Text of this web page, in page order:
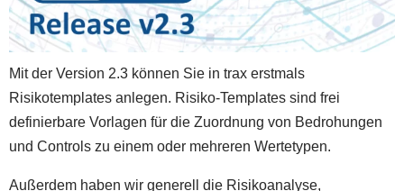
Mit der Version 2.3 können Sie in trax erstmals
Risikotemplates anlegen. Risiko-Templates sind frei
definierbare Vorlagen für die Zuordnung von Bedrohungen
und Controls zu einem oder mehreren Wertetypen.
Außerdem haben wir generell die Risikoanalyse,